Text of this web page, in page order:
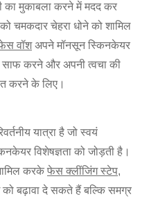
मुकाबला करने में मदद कर
चमकदार चेहरा धोने को शामिल
फेस वॉशअपने मॉनसून स्किनकेयर
साफ करने और अपनी त्वचा की
करने के लिए।
यात्रा है जो स्वयं
विशेषज्ञता को जोड़ती है।
करके फेस क्लींजिंग स्टेप,
बढ़ावा दे सकते हैं बल्कि समग्र